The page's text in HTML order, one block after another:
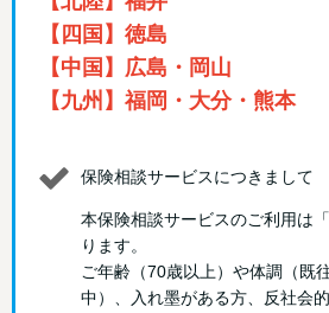
【四国】徳島
【中国】広島・岡山
【九州】福岡・大分・熊本
保険相談サービスにつきまして
本保険相談サービスのご利用は
ります。
ご年齢（70歳以上）や体調（既
中）、入れ墨がある方、反社会